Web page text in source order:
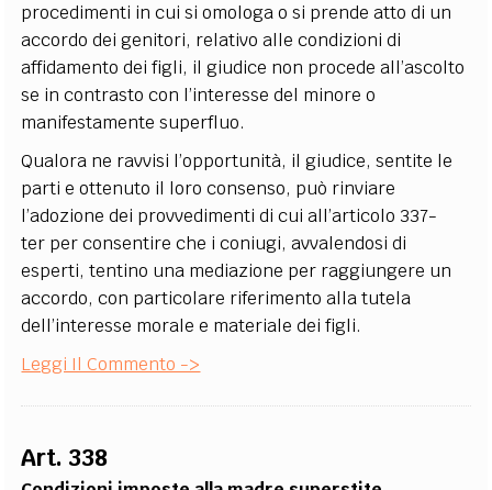
procedimenti in cui si omologa o si prende atto di un
accordo dei genitori, relativo alle condizioni di
affidamento dei figli, il giudice non procede all’ascolto
se in contrasto con l’interesse del minore o
manifestamente superfluo.
Qualora ne ravvisi l’opportunità, il giudice, sentite le
parti e ottenuto il loro consenso, può rinviare
l’adozione dei provvedimenti di cui all’articolo 337-
ter per consentire che i coniugi, avvalendosi di
esperti, tentino una mediazione per raggiungere un
accordo, con particolare riferimento alla tutela
dell’interesse morale e materiale dei figli.
Leggi Il Commento ->
Art. 338